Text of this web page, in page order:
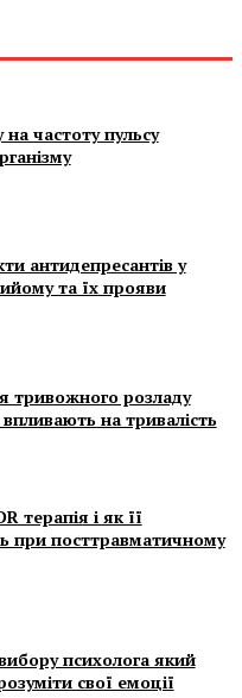
на частоту пульсу
антидепресантів у
та їх прояви
тривожного розладу
на тривалість
терапія і як її
при посттравматичному
психолога який
свої емоції